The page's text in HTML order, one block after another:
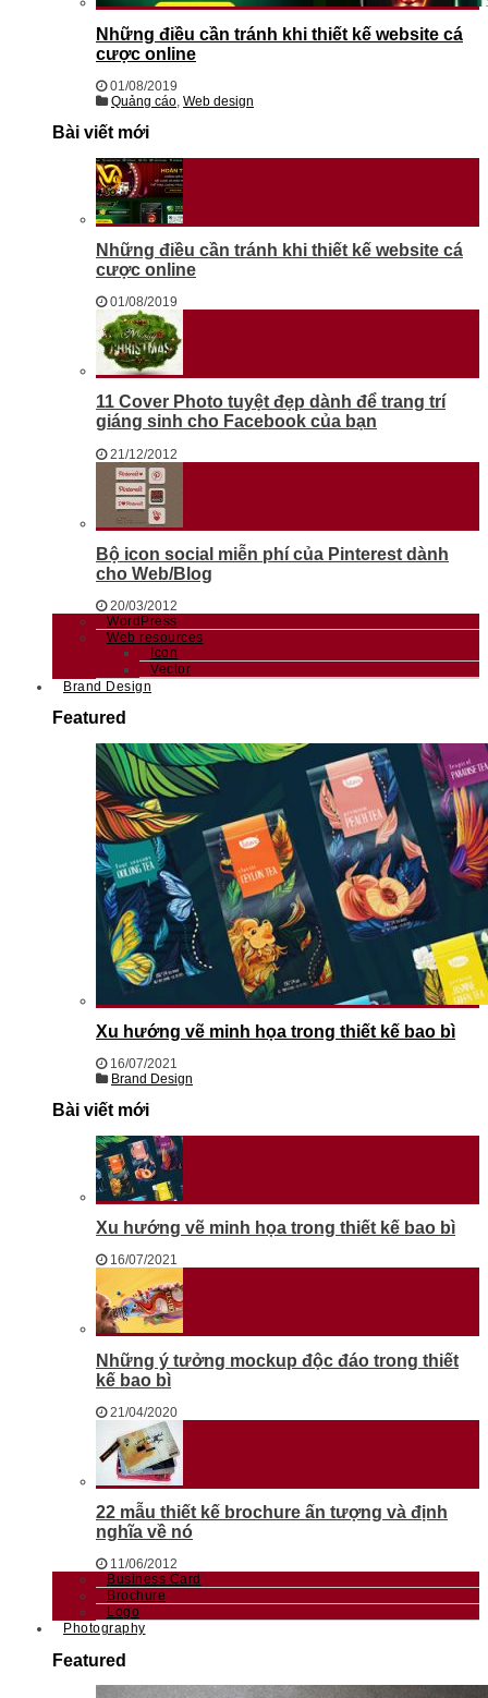
Những điều cần tránh khi thiết kế website cá
cược online
01/08/2019
Quảng cáo, Web design
Bài viết mới
Những điều cần tránh khi thiết kế website cá
cược online
01/08/2019
11 Cover Photo tuyệt đẹp dành để trang trí
giáng sinh cho Facebook của bạn
21/12/2012
Bộ icon social miễn phí của Pinterest dành
cho Web/Blog
20/03/2012
WordPress
Web resources
Icon
Vector
Brand Design
Featured
Xu hướng vẽ minh họa trong thiết kế bao bì
16/07/2021
Brand Design
Bài viết mới
Xu hướng vẽ minh họa trong thiết kế bao bì
16/07/2021
Những ý tưởng mockup độc đáo trong thiết
kế bao bì
21/04/2020
22 mẫu thiết kế brochure ấn tượng và định
nghĩa về nó
11/06/2012
Business Card
Brochure
Logo
Photography
Featured